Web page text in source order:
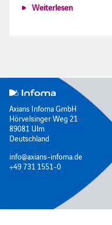
Weiterlesen
Axians Infoma GmbH
Hörvelsinger Weg 21
89081 Ulm
Deutschland
info@axians-infoma.de
+49 731 1551-0